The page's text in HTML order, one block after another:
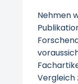
Nehmen
Vergleich